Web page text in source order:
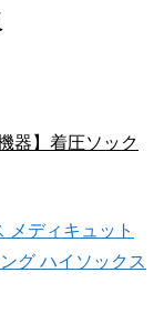
器】着圧ソック
メディキュット
グ ハイソックス